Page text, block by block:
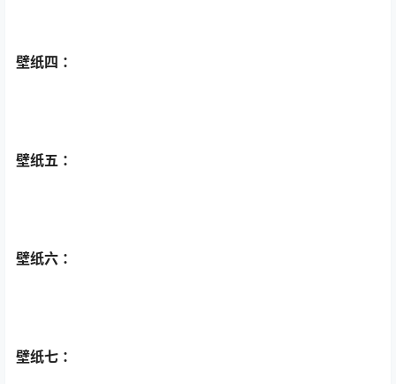
壁纸四 ：
壁纸五 ：
壁纸六 ：
壁纸七 ：